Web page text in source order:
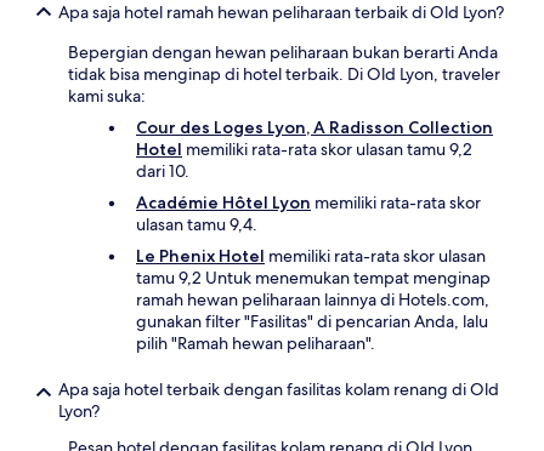
Apa saja hotel ramah hewan peliharaan terbaik di Old Lyon?
Bepergian dengan hewan peliharaan bukan berarti Anda
tidak bisa menginap di hotel terbaik. Di Old Lyon, traveler
kami suka:
Cour des Loges Lyon, A Radisson Collection
Hotel memiliki rata-rata skor ulasan tamu 9,2
dari 10.
Académie Hôtel Lyon memiliki rata-rata skor
ulasan tamu 9,4.
Le Phenix Hotel memiliki rata-rata skor ulasan
tamu 9,2 Untuk menemukan tempat menginap
ramah hewan peliharaan lainnya di Hotels.com,
gunakan filter "Fasilitas" di pencarian Anda, lalu
pilih "Ramah hewan peliharaan".
Apa saja hotel terbaik dengan fasilitas kolam renang di Old
Lyon?